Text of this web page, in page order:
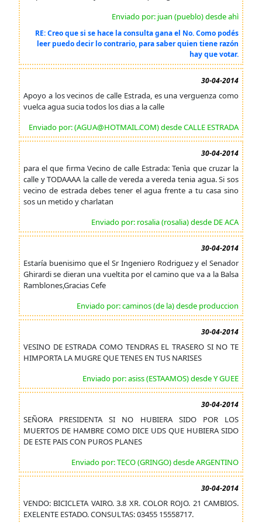
Enviado por: juan (pueblo) desde ahì
RE: Creo que si se hace la consulta gana el No. Como podés
leer puedo decir lo contrario, para saber quien tiene razón
hay que votar.
30-04-2014
Apoyo a los vecinos de calle Estrada, es una verguenza como
vuelca agua sucia todos los dias a la calle
Enviado por: (AGUA@HOTMAIL.COM) desde CALLE ESTRADA
30-04-2014
para el que firma Vecino de calle Estrada: Tenìa que cruzar la
calle y TODAAAA la calle de vereda a vereda tenia agua. Si sos
vecino de estrada debes tener el agua frente a tu casa sino
sos un metido y charlatan
Enviado por: rosalia (rosalia) desde DE ACA
30-04-2014
Estaría buenisimo que el Sr Ingeniero Rodriguez y el Senador
Ghirardi se dieran una vueltita por el camino que va a la Balsa
Ramblones,Gracias Cefe
Enviado por: caminos (de la) desde produccion
30-04-2014
VESINO DE ESTRADA COMO TENDRAS EL TRASERO SI NO TE
HIMPORTA LA MUGRE QUE TENES EN TUS NARISES
Enviado por: asiss (ESTAAMOS) desde Y GUEE
30-04-2014
SEÑORA PRESIDENTA SI NO HUBIERA SIDO POR LOS
MUERTOS DE HAMBRE COMO DICE UDS QUE HUBIERA SIDO
DE ESTE PAIS CON PUROS PLANES
Enviado por: TECO (GRINGO) desde ARGENTINO
30-04-2014
VENDO: BICICLETA VAIRO. 3.8 XR. COLOR ROJO. 21 CAMBIOS.
EXELENTE ESTADO. CONSULTAS: 03455 15558717.